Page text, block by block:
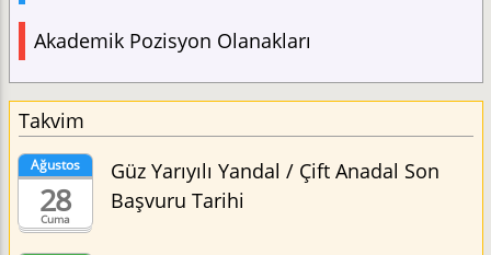
Akademik Pozisyon Olanakları
Takvim
Cuma
Ağustos
28
Güz Yarıyılı Yandal / Çift Anadal Son
Başvuru Tarihi